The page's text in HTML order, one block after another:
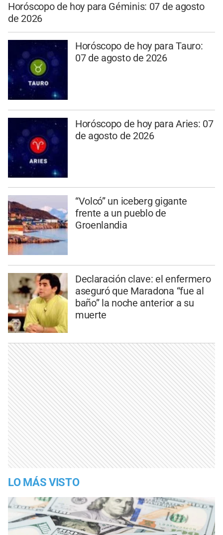
Horóscopo de hoy para Géminis: 07 de agosto
de 2026
Horóscopo de hoy para Tauro:
07 de agosto de 2026
Horóscopo de hoy para Aries: 07
de agosto de 2026
“Volcó” un iceberg gigante
frente a un pueblo de
Groenlandia
Declaración clave: el enfermero
aseguró que Maradona “fue al
baño” la noche anterior a su
muerte
LO MÁS VISTO